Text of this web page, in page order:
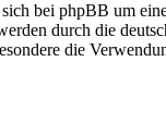
bei phpBB um
durch die
die